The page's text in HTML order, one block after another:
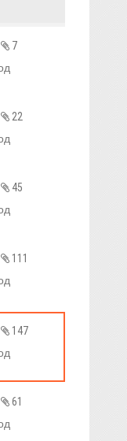
7
22
45
111
147
61